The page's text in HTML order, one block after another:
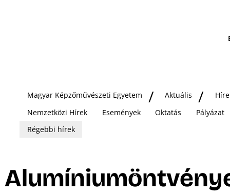
Magyar Képzőművészeti Egyetem Aktuális
Nemzetközi Hírek
Események Oktatás
Pályázat
Régebbi hírek